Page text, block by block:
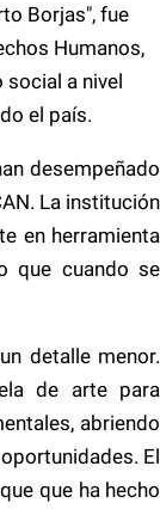
Borjas", fue
Humanos,
a nivel
el país.
desempeñado
La institución
en herramienta
que cuando se
detalle menor.
de arte para
abriendo
El
que ha hecho